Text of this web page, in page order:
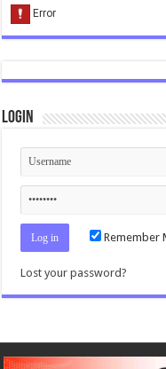
Login
Remember
Lost your password?